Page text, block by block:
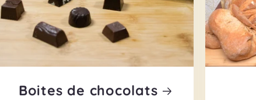
Boites de chocolats